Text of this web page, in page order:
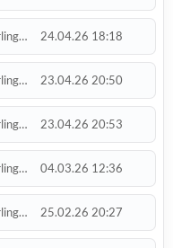
FG Oerlinghausen 24.04.26 18:18
FG Oerlinghausen 23.04.26 20:50
FG Oerlinghausen 23.04.26 20:53
FG Oerlinghausen 04.03.26 12:36
FG Oerlinghausen 25.02.26 20:27